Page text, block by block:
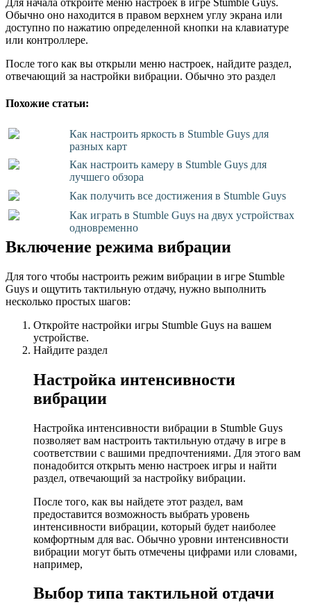
Обычно оно находится в правом верхнем углу экрана или
доступно по нажатию определенной кнопки на клавиатуре
или контроллере.
После того как вы открыли меню настроек, найдите раздел,
отвечающий за настройки вибрации. Обычно это раздел
Похожие статьи:
Как настроить яркость в Stumble Guys для
разных карт
Как настроить камеру в Stumble Guys для
лучшего обзора
Как получить все достижения в Stumble Guys
Как играть в Stumble Guys на двух устройствах
одновременно
Включение режима вибрации
Для того чтобы настроить режим вибрации в игре Stumble
Guys и ощутить тактильную отдачу, нужно выполнить
несколько простых шагов:
Откройте настройки игры Stumble Guys на вашем
устройстве.
Найдите раздел
Настройка интенсивности
вибрации
Настройка интенсивности вибрации в Stumble Guys
позволяет вам настроить тактильную отдачу в игре в
соответствии с вашими предпочтениями. Для этого вам
понадобится открыть меню настроек игры и найти
раздел, отвечающий за настройку вибрации.
После того, как вы найдете этот раздел, вам
предоставится возможность выбрать уровень
интенсивности вибрации, который будет наиболее
комфортным для вас. Обычно уровни интенсивности
вибрации могут быть отмечены цифрами или словами,
например,
Выбор типа тактильной отдачи